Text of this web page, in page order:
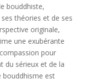
bouddhiste,
théories et de ses
originale,
une exubérante
pour
du sérieux et de la
bouddhisme est